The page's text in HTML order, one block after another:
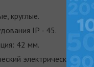
круглые.
IР - 45.
42 мм.
электрический